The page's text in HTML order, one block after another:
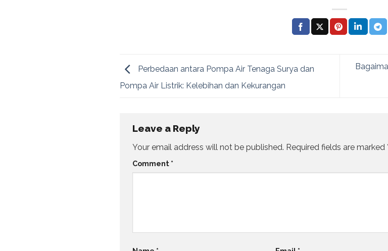
Perbedaan antara Pompa Air Tenaga Surya dan
Pompa Air Listrik: Kelebihan dan Kekurangan
Leave a Reply
Your email address will not be published. Required fields are marked
Comment *